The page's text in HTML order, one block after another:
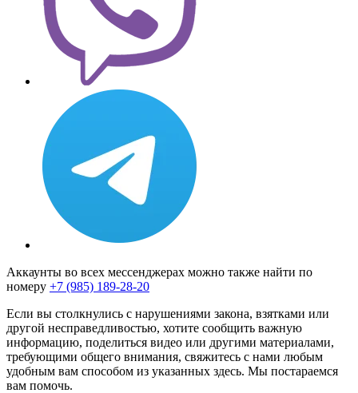
Аккаунты во всех мессенджерах можно также найти по
номеру +7 (985) 189-28-20
Если вы столкнулись с нарушениями закона, взятками или
другой несправедливостью, хотите сообщить важную
информацию, поделиться видео или другими материалами,
требующими общего внимания, свяжитесь с нами любым
удобным вам способом из указанных здесь. Мы постараемся
вам помочь.